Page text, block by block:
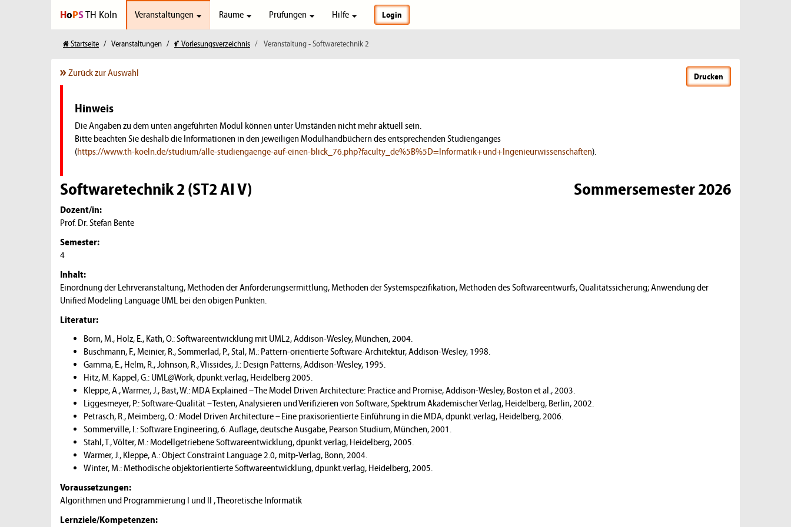
HoPSTH Köln Veranstaltungen Räume Prüfungen Hilfe Login
Startseite Veranstaltungen Vorlesungsverzeichnis Veranstaltung - Softwaretechnik 2
Zurück zur Auswahl Drucken
Hinweis
Die Angaben zu dem unten angeführten Modul können unter Umständen nicht mehr aktuell sein.
Bitte beachten Sie deshalb die Informationen in den jeweiligen Modulhandbüchern des entsprechenden Studienganges
(https://www.th-koeln.de/studium/alle-studiengaenge-auf-einen-blick_76.php?faculty_de%5B%5D=Informatik+und+Ingenieurwissenschaften).
Softwaretechnik 2 (ST2 AI V) Sommersemester 2026
Dozent/in:
Prof. Dr. Stefan Bente
Semester:
4
Inhalt:
Einordnung der Lehrveranstaltung, Methoden der Anforderungsermittlung, Methoden der Systemspezifikation, Methoden des Softwareentwurfs, Qualitätssicherung; Anwendung der
Unified Modeling Language UML bei den obigen Punkten.
Literatur:
Born, M., Holz, E., Kath, O.: Softwareentwicklung mit UML2, Addison-Wesley, München, 2004.
Buschmann, F., Meinier, R., Sommerlad, P., Stal, M.: Pattern-orientierte Software-Architektur, Addison-Wesley, 1998.
Gamma, E., Helm, R., Johnson, R., Vlissides, J.: Design Patterns, Addison-Wesley, 1995.
Hitz, M. Kappel, G.: UML@Work, dpunkt.verlag, Heidelberg 2005.
Kleppe, A., Warmer, J., Bast, W.: MDA Explained – The Model Driven Architecture: Practice and Promise, Addison-Wesley, Boston et al., 2003.
Liggesmeyer, P.: Software-Qualität – Testen, Analysieren und Verifizieren von Software, Spektrum Akademischer Verlag, Heidelberg, Berlin, 2002.
Petrasch, R., Meimberg, O.: Model Driven Architecture – Eine praxisorientierte Einführung in die MDA, dpunkt.verlag, Heidelberg, 2006.
Sommerville, I.: Software Engineering, 6. Auflage, deutsche Ausgabe, Pearson Studium, München, 2001.
Stahl, T., Völter, M.: Modellgetriebene Softwareentwicklung, dpunkt.verlag, Heidelberg, 2005.
Warmer, J., Kleppe, A.: Object Constraint Language 2.0, mitp-Verlag, Bonn, 2004.
Winter, M.: Methodische objektorientierte Softwareentwicklung, dpunkt.verlag, Heidelberg, 2005.
Voraussetzungen:
Algorithmen und Programmierung I und II , Theoretische Informatik
Lernziele/Kompetenzen: